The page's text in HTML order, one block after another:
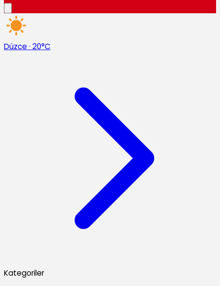
Düzce · 20°C
Kategoriler